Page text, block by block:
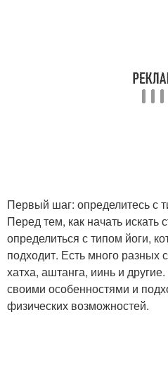
Первый шаг: определитесь с
Перед тем, как начать искать
определиться с типом йоги,
подходит. Есть много разных
хатха, аштанга, иинь и
своими особенностями и
физических возможностей.